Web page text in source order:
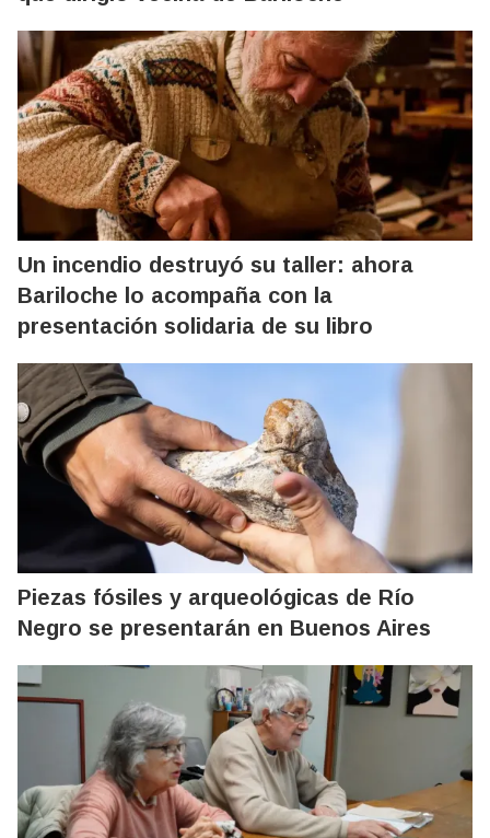
Un incendio destruyó su taller: ahora
Bariloche lo acompaña con la
presentación solidaria de su libro
Piezas fósiles y arqueológicas de Río
Negro se presentarán en Buenos Aires